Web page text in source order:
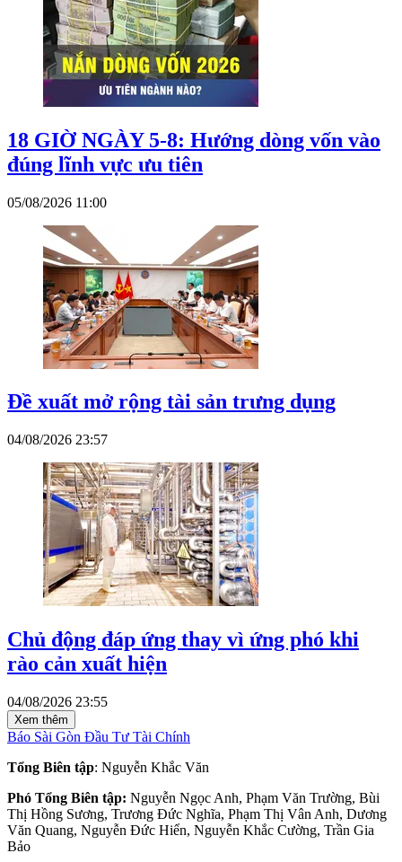
18 GIỜ NGÀY 5-8: Hướng dòng vốn vào
đúng lĩnh vực ưu tiên
05/08/2026 11:00
Đề xuất mở rộng tài sản trưng dụng
04/08/2026 23:57
Chủ động đáp ứng thay vì ứng phó khi
rào cản xuất hiện
04/08/2026 23:55
Xem thêm
Báo Sài Gòn Đầu Tư Tài Chính
Tổng Biên tập: Nguyễn Khắc Văn
Phó Tổng Biên tập: Nguyễn Ngọc Anh, Phạm Văn Trường, Bùi
Thị Hồng Sương, Trương Đức Nghĩa, Phạm Thị Vân Anh, Dương
Văn Quang, Nguyễn Đức Hiển, Nguyễn Khắc Cường, Trần Gia
Bảo